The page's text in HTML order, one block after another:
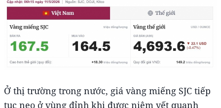
Ở thị trường trong nước, giá vàng miếng SJC tiếp
tục neo ở vùng đỉnh khi được niêm yết quanh